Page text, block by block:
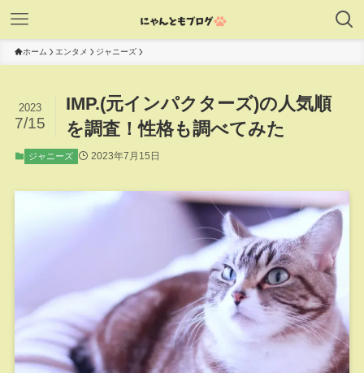
ホーム エンタメ ジャニーズ
IMP.(元インパクターズ)の人気順
を調査！性格も調べてみた
2023
7/15
ジャニーズ 2023年7月15日